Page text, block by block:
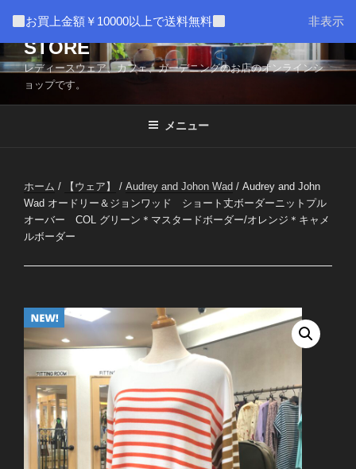
お買上金額￥10000以上で送料無料 非表示
テ
ン
へ
AMUSER * CAFE HOME WEB
STORE
レディースウェア、カフェ、ガーデニングのお店のオンラインシ
ョップです。
メニュー
ホーム / 【ウェア】 / Audrey and Johon Wad / Audrey and John
Wad オードリー＆ジョンワッド ショート丈ボーダーニットプル
オーバー COL グリーン＊マスタードボーダー/オレンジ＊キャメ
ルボーダー